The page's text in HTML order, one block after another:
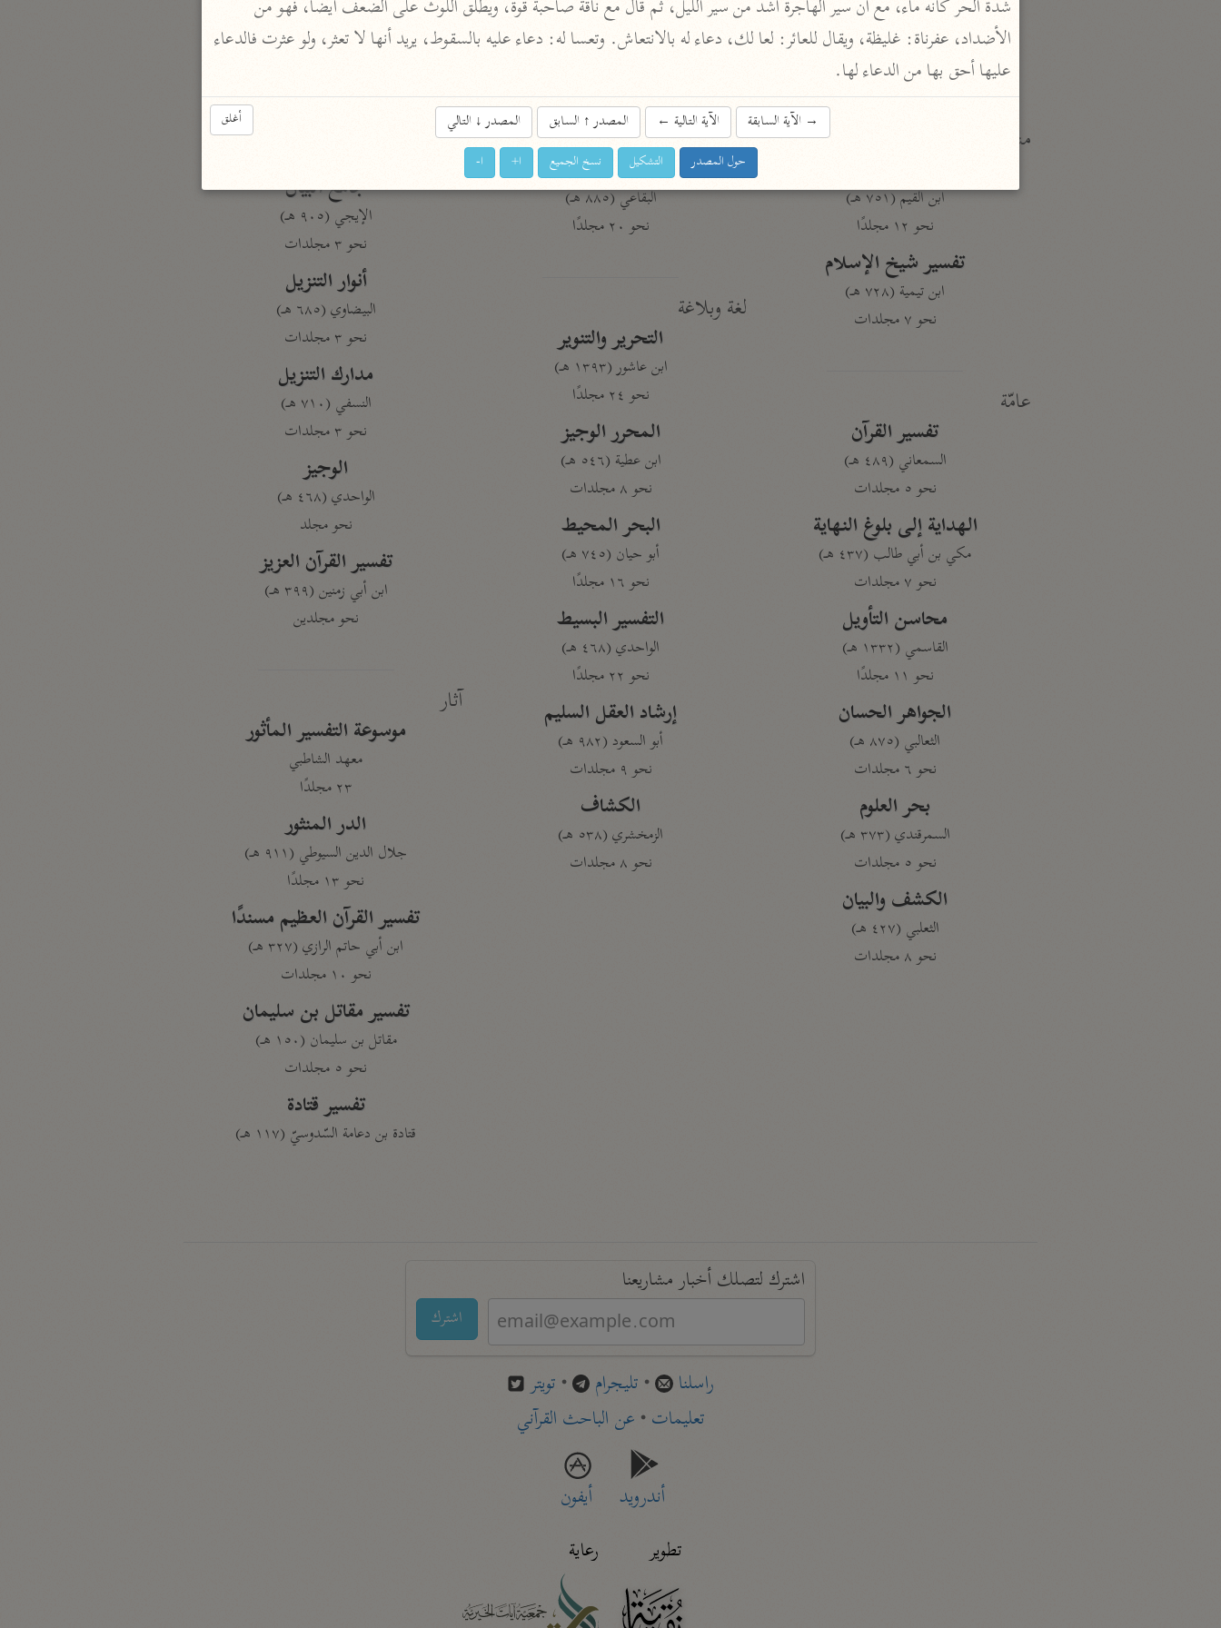
الماوردي (٤٥٠ هـ)
نحو ٦ مجلدات
منتقاة
ابن القيم (٧٥١ هـ)
نحو ١٢ مجلدًا
تفسير شيخ الإسلام
ابن تيمية (٧٢٨ هـ)
نحو ٧ مجلدات
عامّة
تفسير القرآن
السمعاني (٤٨٩ هـ)
نحو ٥ مجلدات
الهداية إلى بلوغ النهاية
مكي بن أبي طالب (٤٣٧ هـ)
نحو ٧ مجلدات
محاسن التأويل
القاسمي (١٣٣٢ هـ)
نحو ١١ مجلدًا
الجواهر الحسان
الثعالبي (٨٧٥ هـ)
نحو ٦ مجلدات
بحر العلوم
السمرقندي (٣٧٣ هـ)
نحو ٥ مجلدات
الكشف والبيان
الثعلبي (٤٢٧ هـ)
نحو ٨ مجلدات
أخرى
محمد الأمين الشنقيطي (١٣٩٤ هـ)
نحو ١١ مجلدًا
نظم الدرر
البقاعي (٨٨٥ هـ)
نحو ٢٠ مجلدًا
لغة وبلاغة
التحرير والتنوير
ابن عاشور (١٣٩٣ هـ)
نحو ٢٤ مجلدًا
المحرر الوجيز
ابن عطية (٥٤٦ هـ)
نحو ٨ مجلدات
البحر المحيط
أبو حيان (٧٤٥ هـ)
نحو ١٦ مجلدًا
التفسير البسيط
الواحدي (٤٦٨ هـ)
نحو ٢٢ مجلدًا
إرشاد العقل السليم
أبو السعود (٩٨٢ هـ)
نحو ٩ مجلدات
الكشاف
الزمخشري (٥٣٨ هـ)
نحو ٨ مجلدات
تفسير الجلالين
جامع البيان
الإيجي (٩٠٥ هـ)
نحو ٣ مجلدات
أنوار التنزيل
البيضاوي (٦٨٥ هـ)
نحو ٣ مجلدات
مدارك التنزيل
النسفي (٧١٠ هـ)
نحو ٣ مجلدات
الوجيز
الواحدي (٤٦٨ هـ)
نحو مجلد
تفسير القرآن العزيز
ابن أبي زمنين (٣٩٩ هـ)
نحو مجلدين
آثار
موسوعة التفسير المأثور
معهد الشاطبي
٢٣ مجلدًا
الدر المنثور
جلال الدين السيوطي (٩١١ هـ)
نحو ١٣ مجلدًا
تفسير القرآن العظيم مسندًا
ابن أبي حاتم الرازي (٣٢٧ هـ)
نحو ١٠ مجلدات
تفسير مقاتل بن سليمان
مقاتل بن سليمان (١٥٠ هـ)
نحو ٥ مجلدات
تفسير قتادة
قتادة بن دعامة السّدوسيّ (١١٧ هـ)
اشترك لتصلك أخبار مشاريعنا
اشترك
راسلنا • تليجرام • تويتر
تعليمات• عن الباحث القرآني
أندرويد
أيفون
تطوير
رعاية
شدة الحر كأنه ماء، مع أن سير الهاجرة أشد من سير الليل، ثم قال مع ناقة صاحبة قوة، ويطلق اللوث على الضعف أيضا، فهو من
الأضداد، عفرناة: غليظة، ويقال للعائر: لعا لك، دعاء له بالانتعاش. وتعسا له: دعاء عليه بالسقوط، يريد أنها لا تعثر، ولو عثرت فالدعاء
عليها أحق بها من الدعاء لها.
أغلق →الآية السابقة الآية التالية ← المصدر↑السابق المصدر↓التالي
حول المصدر التشكيل نسخ الجميع ا+ ا-